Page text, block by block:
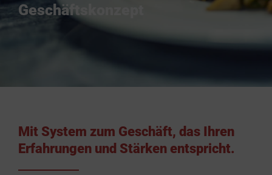
Geschäftskonzept
Mit System zum Geschäft, das Ihren
Erfahrungen und Stärken entspricht.